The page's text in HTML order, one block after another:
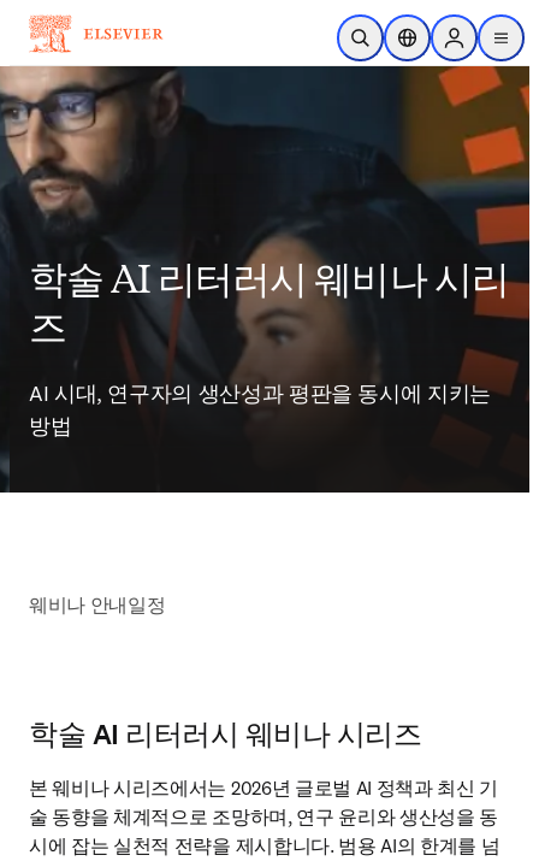
주요 콘텐츠로 건너뛰기
검색 열기위치 선택기Sign in to
menu
학술 AI 리터러시 웨비나 시리
즈
AI 시대, 연구자의 생산성과 평판을 동시에 지키는
방법
웨비나 안내일정
학술 AI 리터러시 웨비나 시리즈
본 웨비나 시리즈에서는 2026년 글로벌 AI 정책과 최신 기
술 동향을 체계적으로 조망하며, 연구 윤리와 생산성을 동
시에 잡는 실천적 전략을 제시합니다. 범용 AI의 한계를 넘